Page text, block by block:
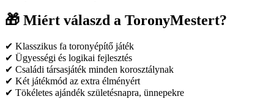
🎁 Miért válaszd a ToronyMestert?
✔ Klasszikus fa toronyépítő játék
✔ Ügyességi és logikai fejlesztés
✔ Családi társasjáték minden korosztálynak
✔ Két játékmód az extra élményért
✔ Tökéletes ajándék születésnapra, ünnepekre